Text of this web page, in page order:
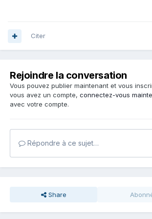
Citer
Rejoindre la conversation
Vous pouvez publier maintenant et vous
vous avez un compte, connectez-vous
avec votre compte.
Répondre à ce sujet…
Share